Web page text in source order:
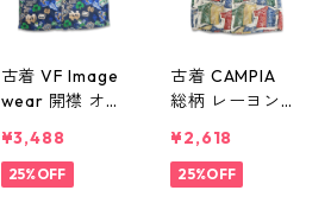
古着 VF Image
wear 開襟 オー
柄 NCAA カレッ
ジ ノートルダ
¥3,488
25%OFF
古着 CAMPIA
総柄 レーヨン
ックスシャツ
表記：L gd41
¥2,618
25%OFF